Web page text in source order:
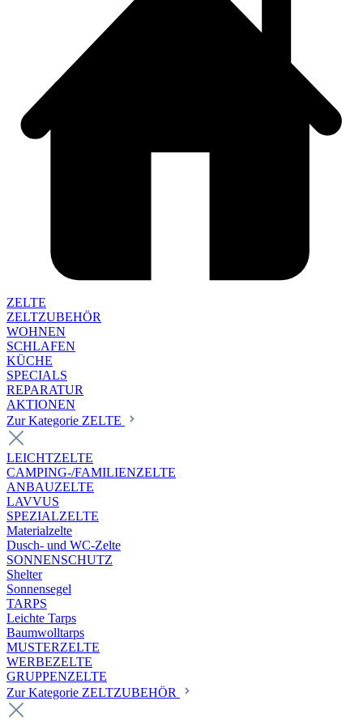
ZELTE
ZELTZUBEHÖR
WOHNEN
SCHLAFEN
KÜCHE
SPECIALS
REPARATUR
AKTIONEN
Zur Kategorie ZELTE
LEICHTZELTE
CAMPING-/FAMILIENZELTE
ANBAUZELTE
LAVVUS
SPEZIALZELTE
Materialzelte
Dusch- und WC-Zelte
SONNENSCHUTZ
Shelter
Sonnensegel
TARPS
Leichte Tarps
Baumwolltarps
MUSTERZELTE
WERBEZELTE
GRUPPENZELTE
Zur Kategorie ZELTZUBEHÖR